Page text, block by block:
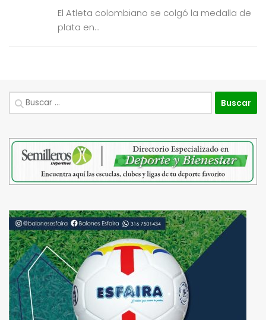
El Atleta colombiano se colgó la medalla de
plata en...
Buscar: